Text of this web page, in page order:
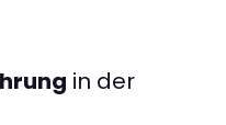
in der